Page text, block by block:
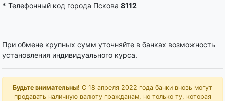
* Телефонный код города Пскова 8112
При обмене крупных сумм уточняйте в банках возможность
установления индивидуального курса.
Будьте внимательны! С 18 апреля 2022 года банки вновь могут
продавать наличную валюту гражданам, но только ту, которая